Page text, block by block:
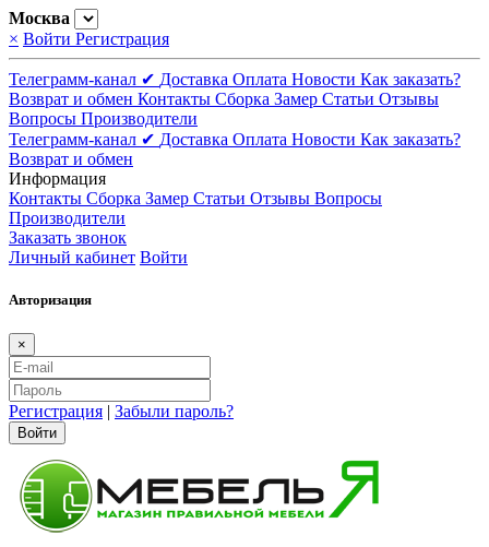
Москва
× Войти Регистрация
Телеграмм-канал ✔ Доставка Оплата Новости Как заказать?
Возврат и обмен Контакты Сборка Замер Статьи Отзывы
Вопросы Производители
Телеграмм-канал ✔ Доставка Оплата Новости Как заказать?
Возврат и обмен
Информация
Контакты Сборка Замер Статьи Отзывы Вопросы
Производители
Заказать звонок
Личный кабинет Войти
Авторизация
×
Регистрация | Забыли пароль?
Войти